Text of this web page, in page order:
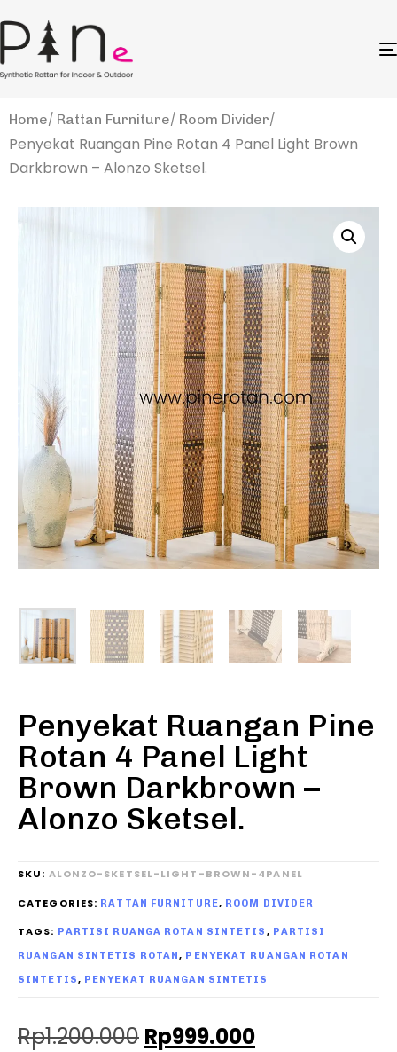
Home Rattan Furniture Room Divider
Penyekat Ruangan Pine Rotan 4 Panel Light Brown
Darkbrown – Alonzo Sketsel.
Penyekat Ruangan Pine
Rotan 4 Panel Light
Brown Darkbrown –
Alonzo Sketsel.
SKU: ALONZO-SKETSEL-LIGHT-BROWN-4PANEL
CATEGORIES: RATTAN FURNITURE, ROOM DIVIDER
TAGS: PARTISI RUANGA ROTAN SINTETIS , PARTISI
RUANGAN SINTETIS ROTAN, PENYEKAT RUANGAN ROTAN
SINTETIS, PENYEKAT RUANGAN SINTETIS
Rp1.200.000 Rp999.000